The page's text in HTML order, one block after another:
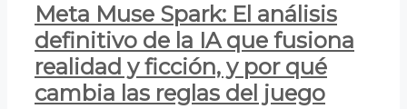
Meta Muse Spark: El análisis
definitivo de la IA que fusiona
realidad y ficción, y por qué
cambia las reglas del juego